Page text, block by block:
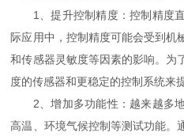
1、提升控制精度：控制精度直
际应用中，控制精度可能会受到机
和传感器灵敏度等因素的影响。为
度的传感器和更稳定的控制系统来
2、增加多功能性：越来越多地
高温、环境气候控制等测试功能。